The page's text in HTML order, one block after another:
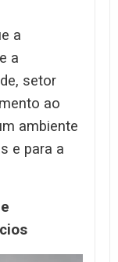
a
a
setor
ao
ambiente
e para a